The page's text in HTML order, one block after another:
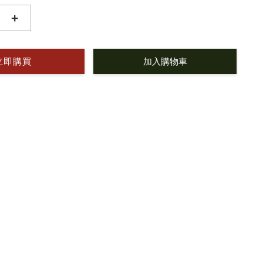
+
即購買 加入購物車